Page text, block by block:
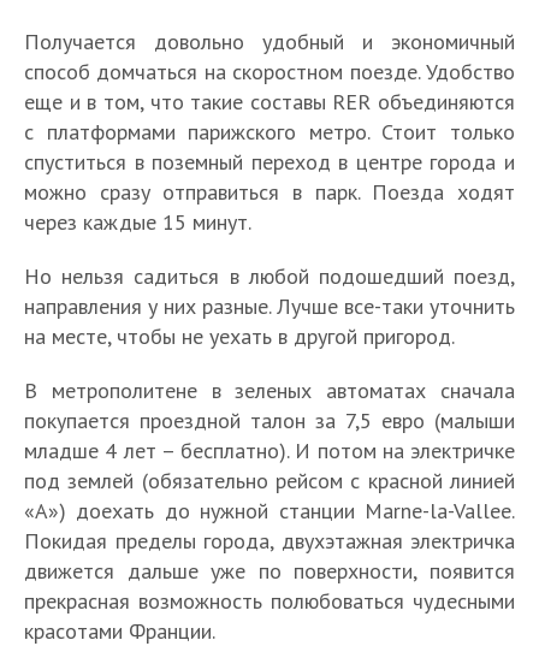
Получается довольно удобный и экономичный
способ домчаться на скоростном поезде. Удобство
еще и в том, что такие составы RER объединяются
с платформами парижского метро. Стоит только
спуститься в поземный переход в центре города и
можно сразу отправиться в парк. Поезда ходят
через каждые 15 минут.
Но нельзя садиться в любой подошедший поезд,
направления у них разные. Лучше все-таки уточнить
на месте, чтобы не уехать в другой пригород.
В метрополитене в зеленых автоматах сначала
покупается проездной талон за 7,5 евро (малыши
младше 4 лет – бесплатно). И потом на электричке
под землей (обязательно рейсом с красной линией
«А») доехать до нужной станции Marne-la-Vallee.
Покидая пределы города, двухэтажная электричка
движется дальше уже по поверхности, появится
прекрасная возможность полюбоваться чудесными
красотами Франции.